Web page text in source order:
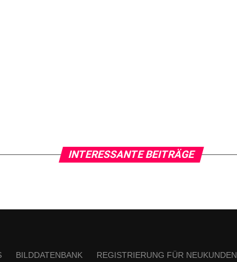
INTERESSANTE BEITRÄGE
BILDDATENBANK REGISTRIERUNG FÜR NEUKUNDEN